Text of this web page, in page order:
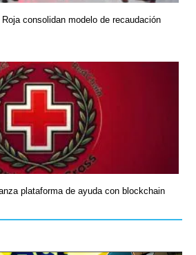
consolidan modelo de recaudación
plataforma de ayuda con blockchain